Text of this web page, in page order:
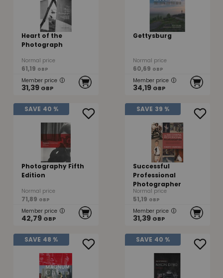
Heart of the
Photograph
Normal price
61,19 GBP
Member price
31,39 GBP
Gettysburg
Normal price
60,69 GBP
Member price
34,19 GBP
SAVE 40 %
Photography Fifth
Edition
Normal price
71,89 GBP
Member price
42,79 GBP
SAVE 39 %
Successful
Professional
Photographer
Normal price
51,19 GBP
Member price
31,39 GBP
SAVE 48 % SAVE 40 %